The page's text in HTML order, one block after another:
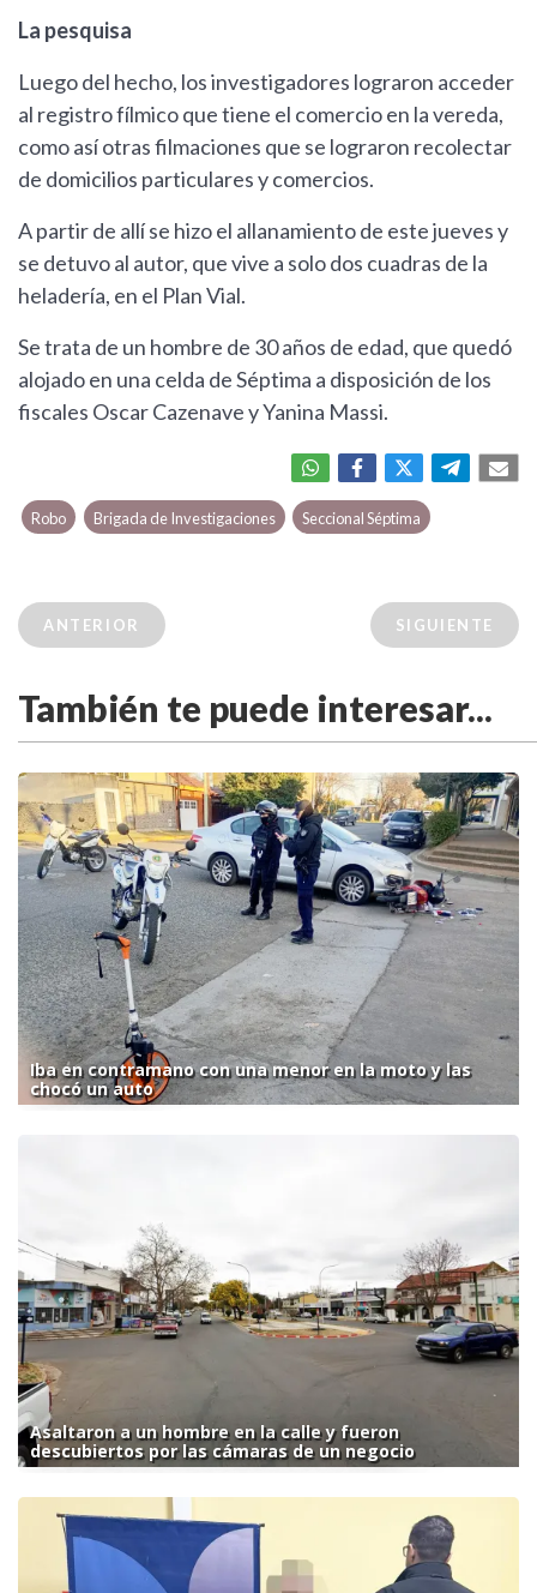
La pesquisa
Luego del hecho, los investigadores lograron acceder
al registro fílmico que tiene el comercio en la vereda,
como así otras filmaciones que se lograron recolectar
de domicilios particulares y comercios.
A partir de allí se hizo el allanamiento de este jueves y
se detuvo al autor, que vive a solo dos cuadras de la
heladería, en el Plan Vial.
Se trata de un hombre de 30 años de edad, que quedó
alojado en una celda de Séptima a disposición de los
fiscales Oscar Cazenave y Yanina Massi.
Robo Brigada de Investigaciones Seccional Séptima
ANTERIOR SIGUIENTE
También te puede interesar...
Iba en contramano con una menor en la moto y las
chocó un auto
Asaltaron a un hombre en la calle y fueron
descubiertos por las cámaras de un negocio